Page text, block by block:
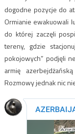
dogodne pozycje do
Ormianie ewakuowali
do której zaczęli
tereny, gdzie
pokojowych” podjęli
armię
Rozmowy jednak nic